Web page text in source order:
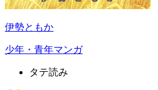
伊勢ともか
少年・青年マンガ
タテ読み